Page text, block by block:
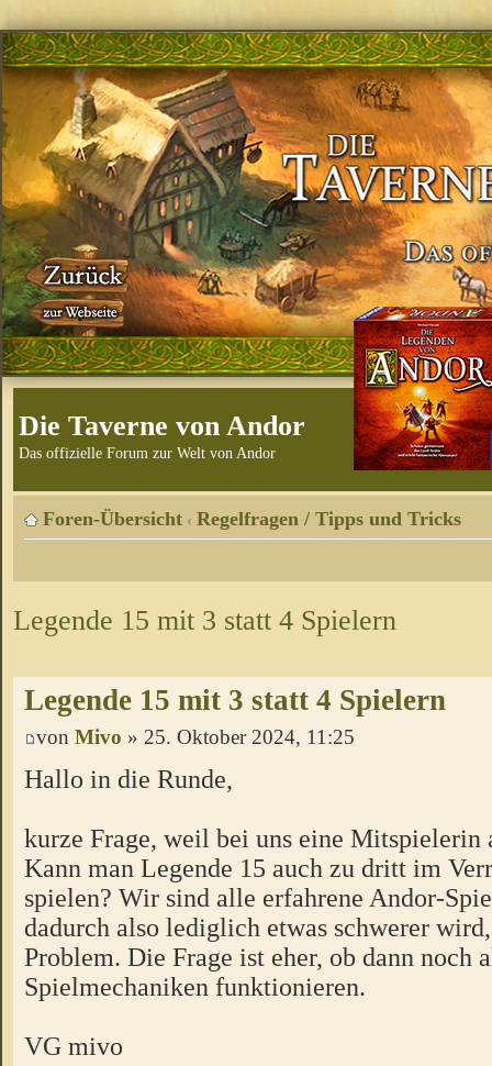
Die Taverne von Andor
Das offizielle Forum zur Welt von Andor
Foren-Übersicht ‹ Regelfragen / Tipps und Tricks
Legende 15 mit 3 statt 4 Spielern
Legende 15 mit 3 statt 4 Spielern
von Mivo » 25. Oktober 2024, 11:25
Hallo in die Runde,
kurze Frage, weil bei uns eine Mitspielerin
Kann man Legende 15 auch zu dritt im
spielen? Wir sind alle erfahrene Andor-
dadurch also lediglich etwas schwerer
Problem. Die Frage ist eher, ob dann noch
Spielmechaniken funktionieren.
VG mivo